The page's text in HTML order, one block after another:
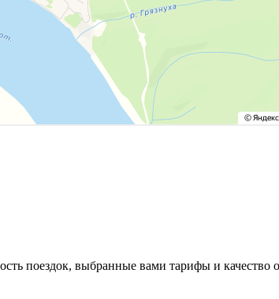
поездок, выбранные вами тарифы и